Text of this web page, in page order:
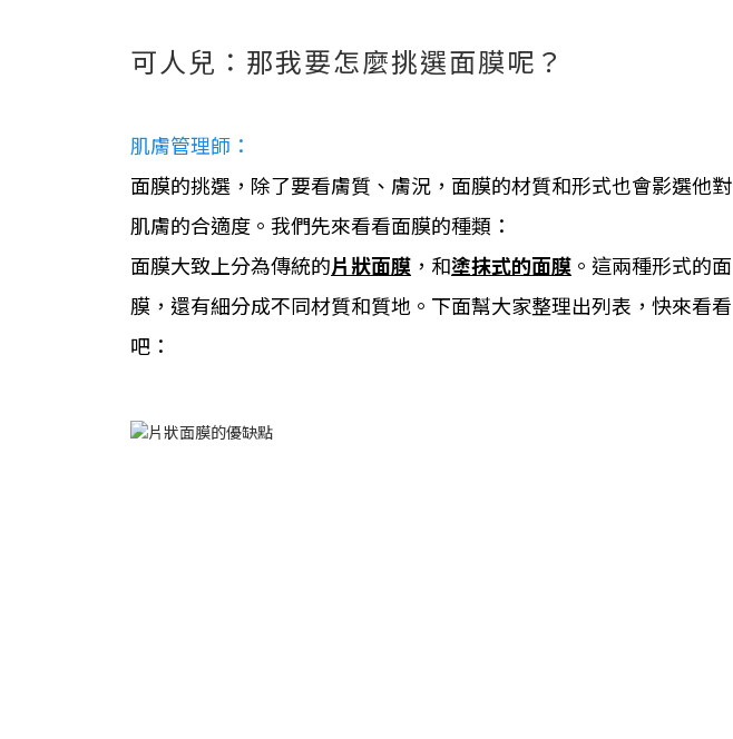
可人兒：那我要怎麼挑選面膜呢？
肌膚管理師：
面膜的挑選，除了要看膚質、膚況，面膜的材質和形式也會影選他對
肌膚的合適度。我們先來看看面膜的種類：
面膜大致上分為傳統的片狀面膜 ，和塗抹式的面膜 。這兩種形式的面
膜，還有細分成不同材質和質地。下面幫大家整理出列表，快來看看
吧：